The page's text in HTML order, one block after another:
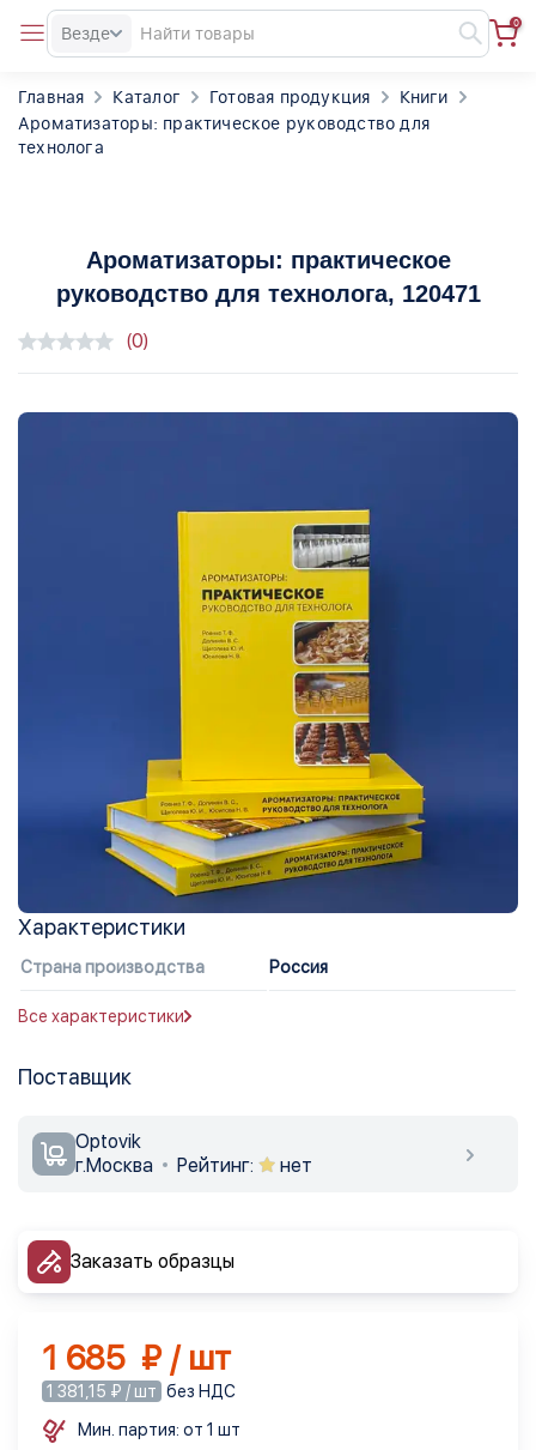
Везде
0
Главная Каталог Готовая продукция
Книги
Ароматизаторы: практическое руководство для
технолога
Ароматизаторы: практическое
руководство для технолога, 120471
(0)
Характеристики
Страна производства Россия
Все характеристики
Поставщик
Optovik
г.Москва
Рейтинг: нет
Заказать образцы
1 685 ₽ / шт
1 381,15 ₽ / шт без НДС
Мин. партия: от 1 шт